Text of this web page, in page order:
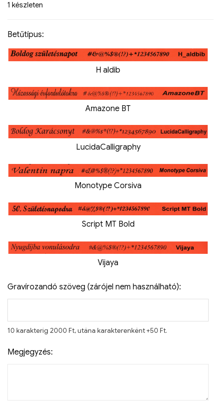
1 készleten
Betűtípus:
H aldib
Amazone BT
LucidaCalligraphy
Monotype Corsiva
Script MT Bold
Vijaya
Gravírozandó szöveg (zárójel nem használható):
10 karakterig 2000 Ft, utána karakterenként +50 Ft.
Megjegyzés: